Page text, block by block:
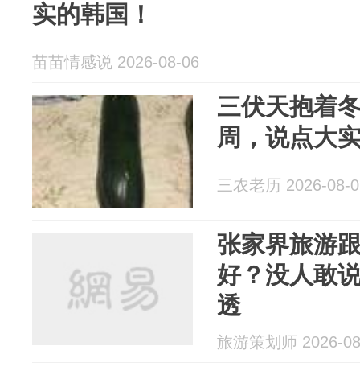
实的韩国！
苗苗情感说 2026-08-06
三伏天抱着
周，说点大
三农老历 2026-08-
张家界旅游
好？没人敢
透
旅游策划师 2026-